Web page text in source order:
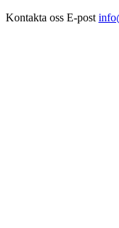
Kontakta oss E-post